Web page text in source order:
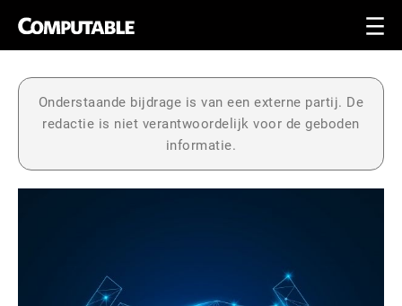
Onderstaande bijdrage is van een externe partij. De
redactie is niet verantwoordelijk voor de geboden
informatie.